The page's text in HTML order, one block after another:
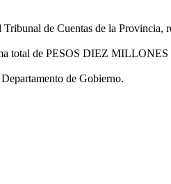
de Cuentas de la
total de PESOS DIEZ
de Gobierno.